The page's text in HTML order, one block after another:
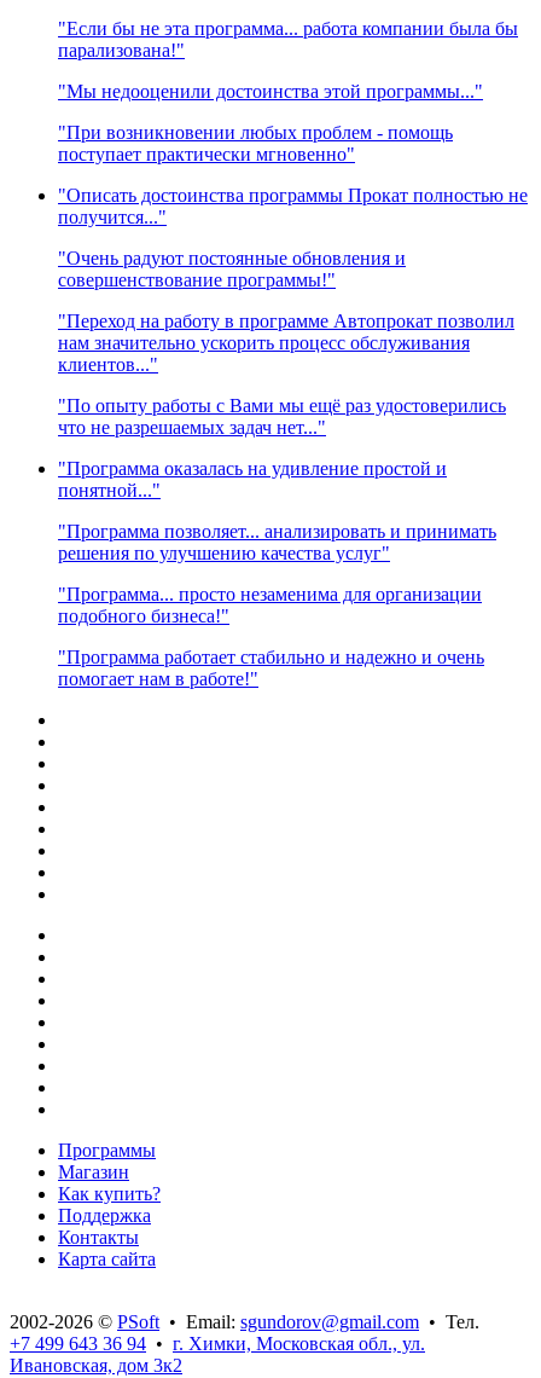
"Если бы не эта программа... работа компании была бы
парализована!"
"Мы недооценили достоинства этой программы..."
"При возникновении любых проблем - помощь
поступает практически мгновенно"
"Описать достоинства программы Прокат полностью не
получится..."
"Очень радуют постоянные обновления и
совершенствование программы!"
"Переход на работу в программе Автопрокат позволил
нам значительно ускорить процесс обслуживания
клиентов..."
"По опыту работы с Вами мы ещё раз удостоверились
что не разрешаемых задач нет..."
"Программа оказалась на удивление простой и
понятной..."
"Программа позволяет... анализировать и принимать
решения по улучшению качества услуг"
"Программа... просто незаменима для организации
подобного бизнеса!"
"Программа работает стабильно и надежно и очень
помогает нам в работе!"
Программы
Магазин
Как купить?
Поддержка
Контакты
Карта сайта
2002-2026 © PSoft • Email: sgundorov@gmail.com • Тел.
+7 499 643 36 94 • г. Химки, Московская обл., ул.
Ивановская, дом 3к2